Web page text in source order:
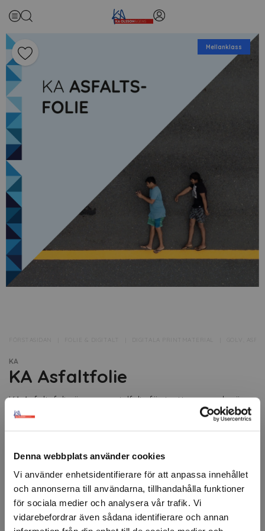
Denna webbplats använder cookies
Vi använder enhetsidentifierare för att anpassa innehållet
och annonserna till användarna, tillhandahålla funktioner
för sociala medier och analysera vår trafik. Vi
vidarebefordrar även sådana identifierare och annan
Mellanklass
FÖRSTASIDAN FOLIE & DIGITALT DIGITALA PRINTMATERIAL
KA
KA Asfaltfolie
KA Asfaltsfolie är en specialfolie för trottoarer och vägar
gjorda av asfalt eller sten.
Halktest enligt DIN 51130.
Artikelnr: 93734
Minsta beställning: 1 m
Ansök om konto